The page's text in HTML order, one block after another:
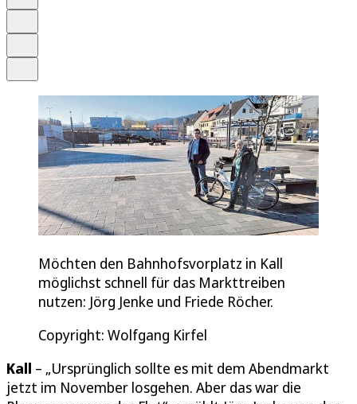
Möchten den Bahnhofsvorplatz in Kall
möglichst schnell für das Markttreiben
nutzen: Jörg Jenke und Friede Röcher.
Copyright: Wolfgang Kirfel
Kall – „Ursprünglich sollte es mit dem Abendmarkt
jetzt im November losgehen. Aber das war die